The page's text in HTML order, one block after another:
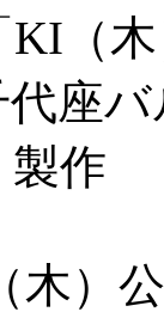
（
セ
製作
）公